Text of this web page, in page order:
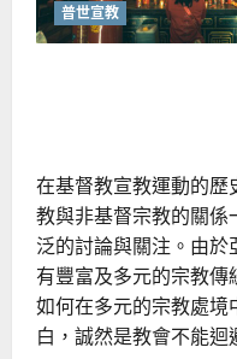
普世宣教
在基督教宣教運動的歷
教與非基督宗教的關係
泛的討論與關注。由於
有豐富及多元的宗教傳
如何在多元的宗教處境
白，誠然是教會不能迴